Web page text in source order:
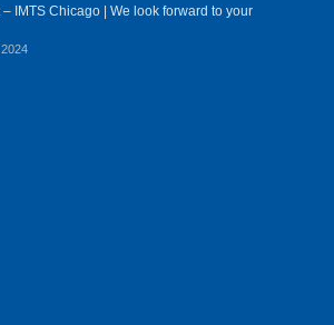
– IMTS Chicago | We look forward to your